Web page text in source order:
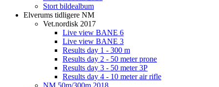
Stort bildealbum
Elverums tidligere NM
Vet.nordisk 2017
Live view BANE 6
Live view BANE 3
Results day 1 - 300 m
Results day 2 - 50 meter prone
Results day 3 - 50 meter 3P
Results day 4 - 10 meter air rifle
NM 50m/300m 2018